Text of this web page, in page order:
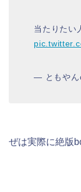
当たりたい
— ともや
ぜは実際に絶版